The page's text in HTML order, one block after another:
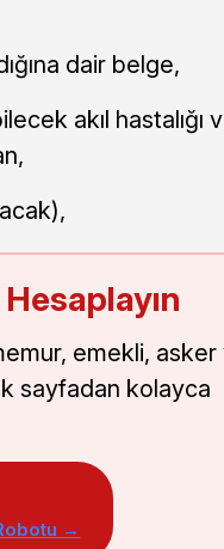
dair belge,
akıl hastalığı
Hesaplayın
emekli, asker
sayfadan kolayca
→